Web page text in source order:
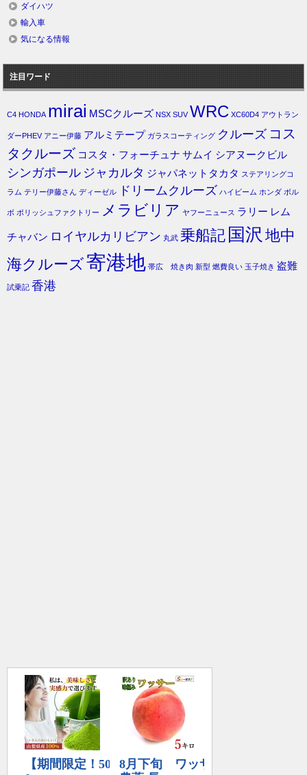
ダイハツ
輸入車
気になる情報
注目ワード
C4 HONDA mirai MSCクルーズ NSX SUV WRC XC60D4 アウトラン
ダーPHEV アニー伊藤 アルミテープ ガラスコーティング クルーズ コス
タクルーズ コスタ・フォーチュナ サムイ シアヌークビル
シンガポール ジャカルタ ジャパネットタカタ ステアリングコ
ラム テリー伊藤さん ディーゼル ドリームクルーズ ハイビーム ホンダ ボル
ボ ポリッシュファクトリー メラビリア ヤフーニュース ラリー レム
チャバン ロイヤルカリビアン 丸武 乗船記 国沢 地中
海クルーズ寄港地 帯広 焼き肉 新型 燃費良い 玉子焼き 盗難
試乗記 香港